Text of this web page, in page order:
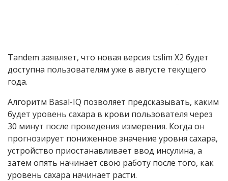
Tandem заявляет, что новая версия t:slim X2 будет
доступна пользователям уже в августе текущего
года.
Алгоритм Basal-IQ позволяет предсказывать, каким
будет уровень сахара в крови пользователя через
30 минут после проведения измерения. Когда он
прогнозирует пониженное значение уровня сахара,
устройство приостанавливает ввод инсулина, а
затем опять начинает свою работу после того, как
уровень сахара начинает расти.